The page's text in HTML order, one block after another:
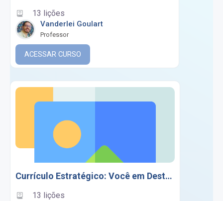
13 lições
Vanderlei Goulart
Professor
ACESSAR CURSO
Currículo Estratégico: Você em Destaque!
13 lições